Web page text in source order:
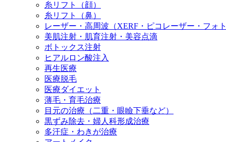
糸リフト（顔）
糸リフト（鼻）
レーザー・高周波（XERF・ピコレーザー・フォ
美肌注射・肌育注射・美容点滴
ボトックス注射
ヒアルロン酸注入
再生医療
医療脱毛
医療ダイエット
薄毛・育毛治療
目元の治療（二重・眼瞼下垂など）
黒ずみ除去・婦人科形成治療
多汗症・わきが治療